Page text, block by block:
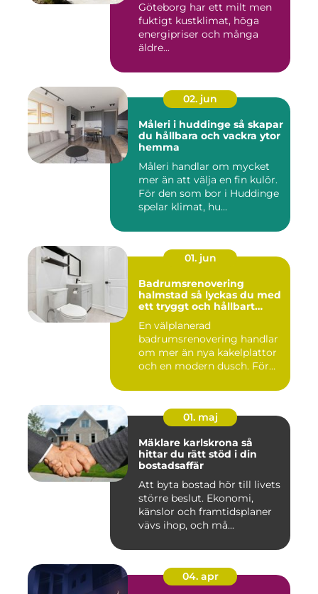
Göteborg har ett milt men
fuktigt kustklimat, höga
energipriser och många
äldre...
02. jun
Måleri i huddinge så skapar
du hållbara och vackra ytor
hemma
Måleri handlar om mycket
mer än att välja en fin kulör.
För den som bor i Huddinge
spelar klimat, hu...
01. jun
Badrumsrenovering
halmstad så lyckas du med
ett tryggt och hållbart
En välplanerad
badrumsrenovering handlar
om mer än nya kakelplattor
och en modern dusch. För
01. maj
Mäklare karlskrona så
hittar du rätt stöd i din
bostadsaffär
Att byta bostad hör till livets
större beslut. Ekonomi,
känslor och framtidsplaner
vävs ihop, och må...
04. apr